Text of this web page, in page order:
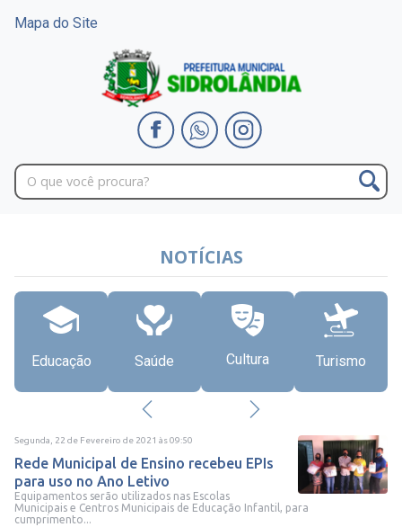
Mapa do Site
NOTÍCIAS
Educação Saúde Cultura Turismo
Segunda, 22 de Fevereiro de 2021 às09:50
Rede Municipal de Ensino recebeu EPIs
para uso no Ano Letivo
Equipamentos serão utilizados nas Escolas
Municipais e Centros Municipais de Educação Infantil, para
cumprimento...